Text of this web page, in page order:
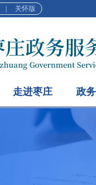
关怀版
走进枣庄 政